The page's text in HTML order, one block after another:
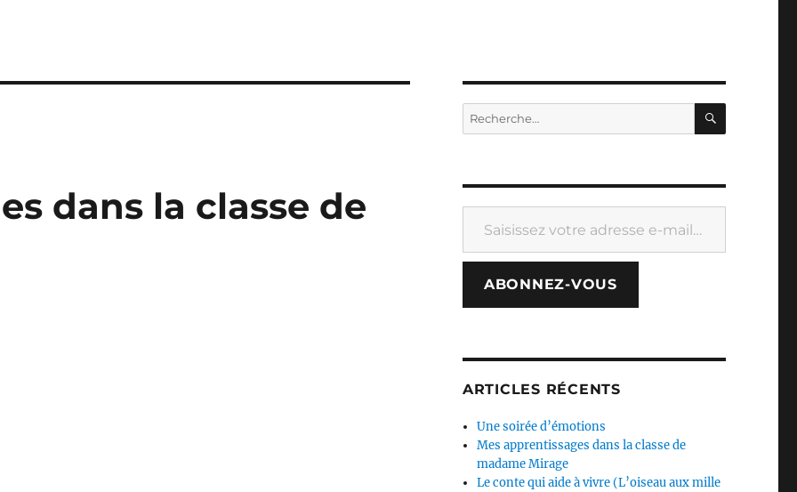
dans la classe de
Recherche
pour :
Saisissez votre adresse e-mail…
ABONNEZ-VOUS
ARTICLES RÉCENTS
Une soirée d’émotions
Mes apprentissages dans la classe de
madame Mirage
Le conte qui aide à vivre (L’oiseau aux mille